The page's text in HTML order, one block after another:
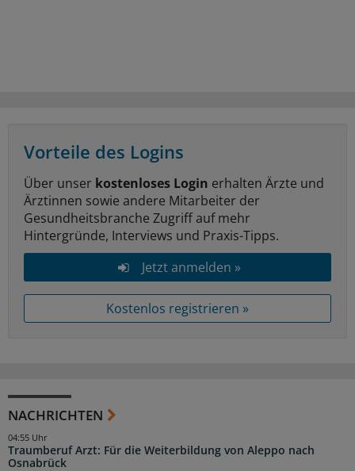
Vorteile des Logins
Über unser kostenloses Login erhalten Ärzte und
Ärztinnen sowie andere Mitarbeiter der
Gesundheitsbranche Zugriff auf mehr
Hintergründe, Interviews und Praxis-Tipps.
Jetzt anmelden »
Kostenlos registrieren »
NACHRICHTEN
Traumberuf Arzt: Für die Weiterbildung von Aleppo nach
Osnabrück
04:55 Uhr